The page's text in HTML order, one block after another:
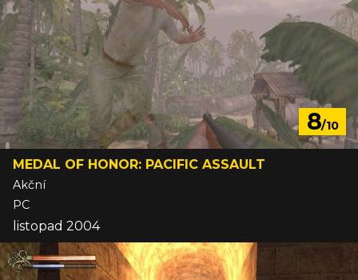
8/10
MEDAL OF HONOR: PACIFIC ASSAULT
Akční
PC
listopad 2004